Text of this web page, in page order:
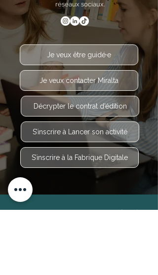
réseaux sociaux.
Je veux être guidé·e
Je veux contacter Miralta
Décrypter le contrat d’édition
S’inscrire à Lancer son activité
S’inscrire à la Fabrique Digitale